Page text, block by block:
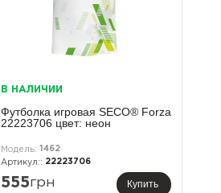
В НАЛИЧИИ
Футболка игровая SECO® Forza
22223706 цвет: неон
1462
22223706
555грн Купить